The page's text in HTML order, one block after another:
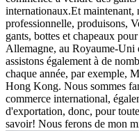
internationaux.Et maintenant,
professionnelle, produisons,
gants, bottes et chapeaux
Allemagne, au Royaume-Uni
assistons également à de
chaque année, par exemple,
Hong Kong. Nous sommes
commerce international,
d'exportation, donc, pour
savoir! Nous ferons de mon